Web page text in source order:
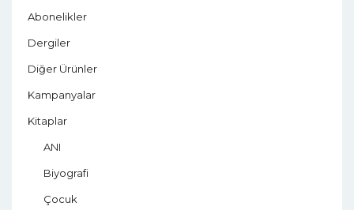
Abonelikler
Dergiler
Diğer Ürünler
Kampanyalar
Kitaplar
ANI
Biyografi
Çocuk